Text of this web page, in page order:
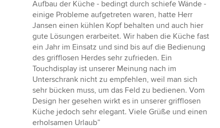
Aufbau der Küche - bedingt durch schiefe Wände -
einige Probleme aufgetreten waren, hatte Herr
Jansen einen kühlen Kopf behalten und auch hier
gute Lösungen erarbeitet. Wir haben die Küche fast
ein Jahr im Einsatz und sind bis auf die Bedienung
des grifflosen Herdes sehr zufrieden. Ein
Touchdisplay ist unserer Meinung nach im
Unterschrank nicht zu empfehlen, weil man sich
sehr bücken muss, um das Feld zu bedienen. Vom
Design her gesehen wirkt es in unserer grifflosen
Küche jedoch sehr elegant. Viele Grüße und einen
erholsamen Urlaub”